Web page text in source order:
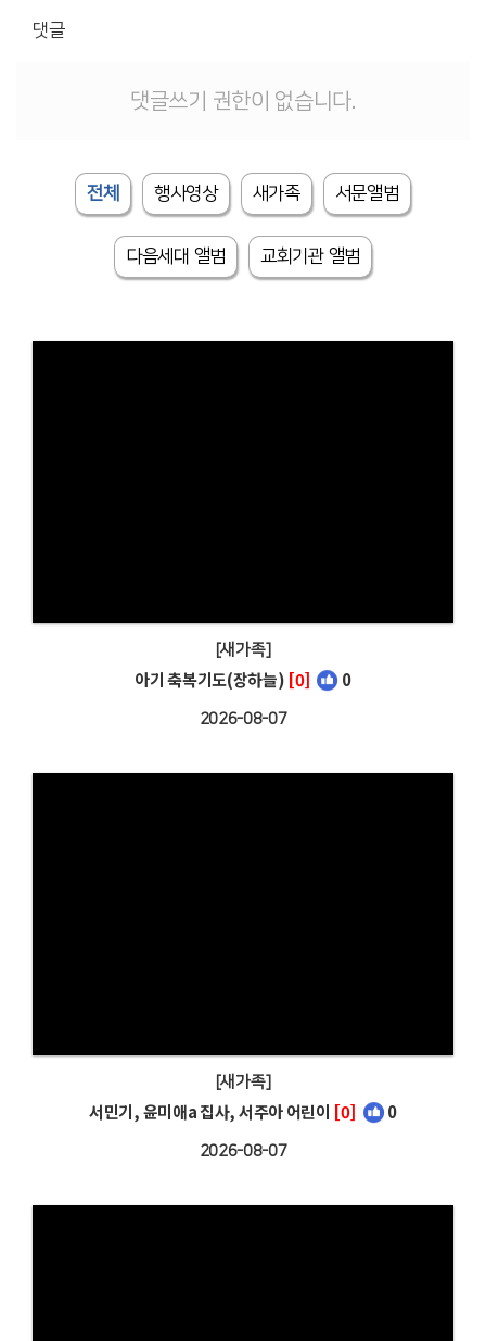
댓글
댓글쓰기 권한이 없습니다.
전체 행사영상 새가족 서문앨범
다음세대 앨범 교회기관 앨범
[새가족]
아기 축복기도(장하늘) [0] 0
2026-08-07
[새가족]
서민기, 윤미애a 집사, 서주아 어린이 [0] 0
2026-08-07